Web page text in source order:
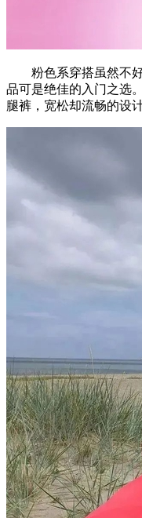
粉色系穿搭虽然不好
品可是绝佳的入门之选
腿裤，宽松却流畅的设